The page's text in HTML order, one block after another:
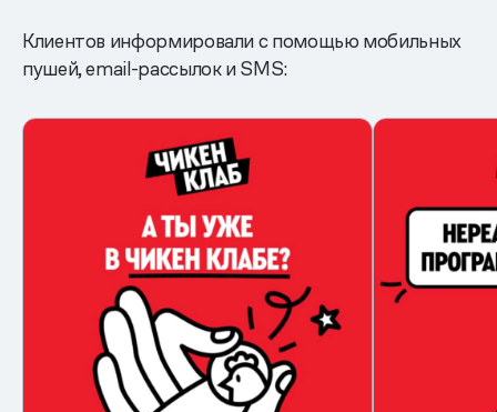
Клиентов информировали с помощью мобильных
пушей, email-рассылок и SMS: